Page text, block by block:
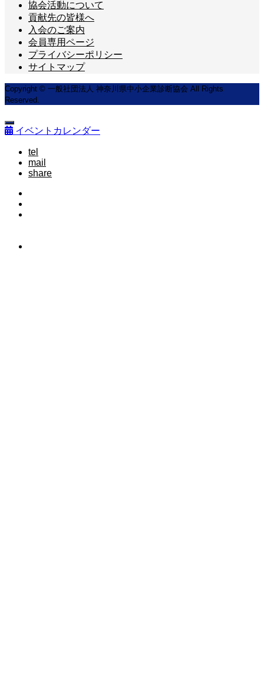
協会活動について
貢献先の皆様へ
入会のご案内
会員専用ページ
プライバシーポリシー
サイトマップ
Copyright © 一般社団法人 神奈川県中小企業診断協会 All Rights
Reserved.
イベントカレンダー
tel
mail
share